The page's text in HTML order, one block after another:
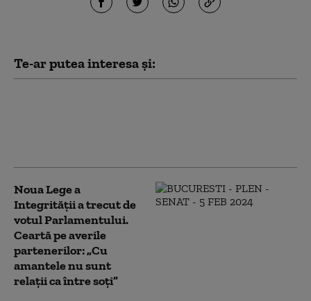
Te-ar putea interesa și:
Noua Lege a
Integrității a trecut de
votul Parlamentului.
Ceartă pe averile
partenerilor: „Cu
amantele nu sunt
relații ca între soți”